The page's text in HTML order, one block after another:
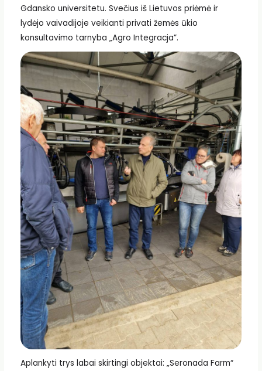
Gdansko universitetu. Svečius iš Lietuvos priėmė ir
lydėjo vaivadijoje veikianti privati žemės ūkio
konsultavimo tarnyba „Agro Integracja”.
Aplankyti trys labai skirtingi objektai: „Seronada Farm“